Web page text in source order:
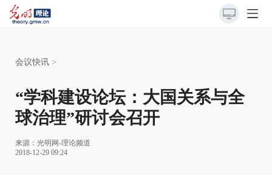
会议快讯 >
“学科建设论坛：大国关系与全
球治理”研讨会召开
来源： 光明网-理论频道
2018-12-29 09:24